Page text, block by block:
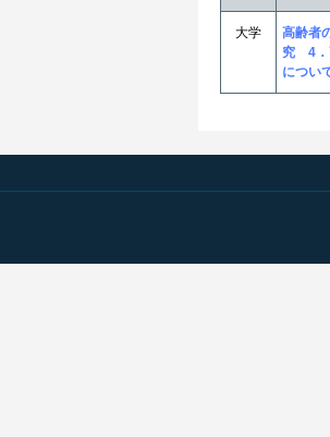
大学
高齢者
究 4．
につい